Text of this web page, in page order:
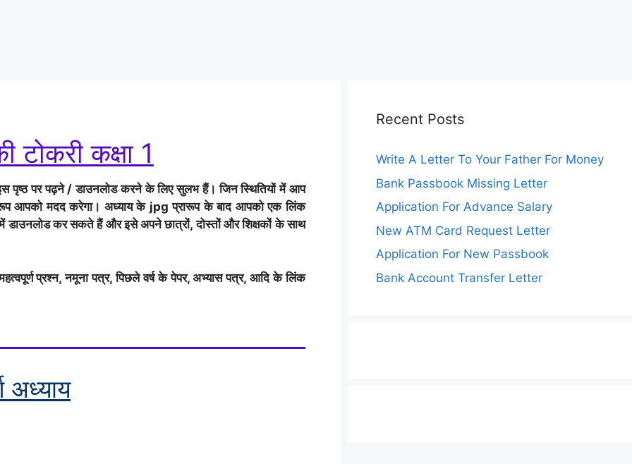
कक्षा 1
पृष्ठ पर पढ़ने / डाउनलोड करने के लिए सुलभ हैं। जिन स्थितियों में आप
आपको मदद करेगा। अध्याय के jpg प्रारूप के बाद आपको एक लिंक
डाउनलोड कर सकते हैं और इसे अपने छात्रों, दोस्तों और शिक्षकों के साथ
प्रश्न, नमूना पत्र, पिछले वर्ष के पेपर, अभ्यास पत्र, आदि के लिंक
अध्याय
Recent Posts
Write A Letter To Your Father For Money
Bank Passbook Missing Letter
Application For Advance Salary
New ATM Card Request Letter
Application For New Passbook
Bank Account Transfer Letter